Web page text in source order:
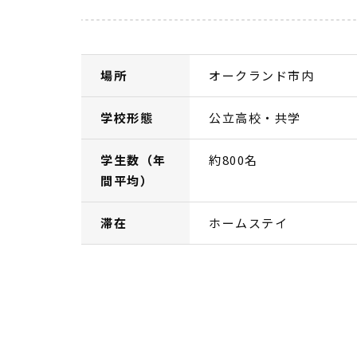
場所 オークランド市内
学校形態 公立高校・共学
学生数（年
間平均）
約800名
滞在 ホームステイ